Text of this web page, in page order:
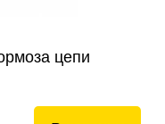
цепи